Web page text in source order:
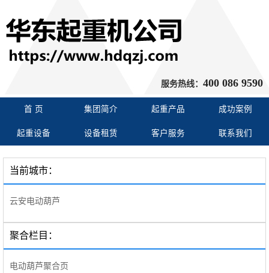
服务热线： 400 086 9590
首 页 集团简介 起重产品 成功案例
起重设备 设备租赁 客户服务 联系我们
当前城市：
云安电动葫芦
聚合栏目：
电动葫芦聚合页